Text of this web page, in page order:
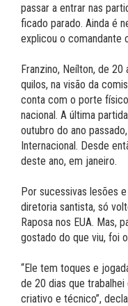
passar a entrar nas
ficado parado. Ainda é
explicou o comandante
Franzino, Neílton, de
quilos, na visão da
conta com o porte
nacional. A última
outubro do ano
Internacional. Desde
deste ano, em janeiro.
Por sucessivas lesões
diretoria santista, só
Raposa nos EUA. Mas,
gostado do que viu, foi
“Ele tem toques e
de 20 dias que
criativo e técnico”,